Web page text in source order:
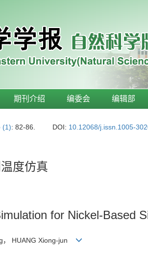
期刊介绍 编委会 编辑部
(1): 82-86. DOI: 10.12068/j.issn.1005-
度仿真
for Nickel-Based
， HUANG Xiong-jun